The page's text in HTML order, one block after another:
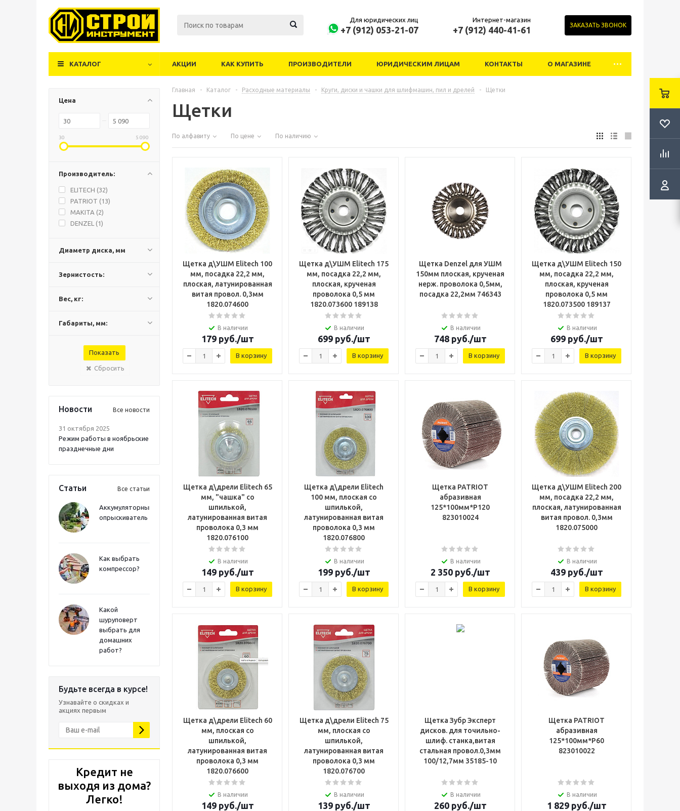
Для юридических лиц
+7 (912) 053-21-07
Интернет-магазин
+7 (912) 440-41-61 ЗАКАЗАТЬ ЗВОНОК
КАТАЛОГ АКЦИИ КАК КУПИТЬ ПРОИЗВОДИТЕЛИ ЮРИДИЧЕСКИМ ЛИЦАМ КОНТАКТЫ О МАГАЗИНЕ
Цена
30 5 090
Производитель:
ELITECH (32)
PATRIOT (13)
MAKITA (2)
DENZEL (1)
Диаметр диска, мм
Зернистость:
Вес, кг:
Габариты, мм:
Сбросить
Новости Все новости
31 октября 2025
Режим работы в ноябрьские
празднечные дни
Статьи Все статьи
Аккумуляторный
опрыскиватель
Как выбрать
компрессор?
Какой
шуруповерт
выбрать для
домашних
работ?
Будьте всегда в курсе!
Узнавайте о скидках и
акциях первым
Кредит не
выходя из дома?
Легко!
Главная - Каталог - Расходные материалы - Круги, диски и чашки для шлифмашин, пил и дрелей - Щетки
Щетки
По алфавиту По цене По наличию
Щетка д\УШМ Elitech 100
мм, посадка 22,2 мм,
плоская, латунированная
витая провол. 0,3мм
1820.074600
В наличии
179руб./шт
В корзину
Щетка д\УШМ Elitech 175
мм, посадка 22,2 мм,
плоская, крученая
проволока 0,5 мм
1820.073600 189138
В наличии
699руб./шт
В корзину
Щетка Denzel для УШМ
150мм плоская, крученая
нерж. проволока 0,5мм,
посадка 22,2мм 746343
В наличии
748руб./шт
В корзину
Щетка д\УШМ Elitech 150
мм, посадка 22,2 мм,
плоская, крученая
проволока 0,5 мм
1820.073500 189137
В наличии
699руб./шт
В корзину
Щетка д\дрели Elitech 65
мм, "чашка" со
шпилькой,
латунированная витая
проволока 0,3 мм
1820.076100
В наличии
149руб./шт
В корзину
Щетка д\дрели Elitech
100 мм, плоская со
шпилькой,
латунированная витая
проволока 0,3 мм
1820.076800
В наличии
199руб./шт
В корзину
Щетка PATRIOT
абразивная
125*100мм*Р120
823010024
В наличии
2 350руб./шт
В корзину
Щетка д\УШМ Elitech 200
мм, посадка 22,2 мм,
плоская, латунированная
витая провол. 0,3мм
1820.075000
В наличии
439руб./шт
В корзину
Щетка д\дрели Elitech 60
мм, плоская со
шпилькой,
латунированная витая
проволока 0,3 мм
1820.076600
В наличии
149руб./шт
Щетка д\дрели Elitech 75
мм, плоская со
шпилькой,
латунированная витая
проволока 0,3 мм
1820.076700
В наличии
139руб./шт
Щетка Зубр Эксперт
дисков. для точильно-
шлиф. станка,витая
стальная провол.0,3мм
100/12,7мм 35185-10
В наличии
260руб./шт
Щетка PATRIOT
абразивная
125*100мм*Р60
823010022
В наличии
1 829руб./шт